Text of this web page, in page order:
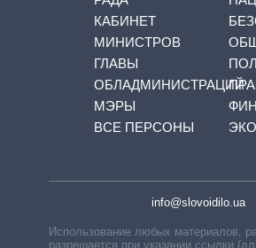
КАБИНЕТ
МИНИСТРОВ
ГЛАВЫ
ОБЛАДМИНИСТРАЦИЙ
МЭРЫ
ВСЕ ПЕРСОНЫ
info@slovoidilo.ua
Использование любых материалов,
разрешается при указании ссылки